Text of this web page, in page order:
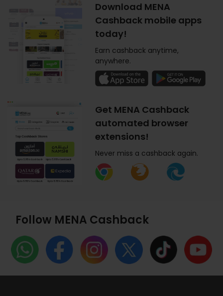
Download MENA
Cashback mobile apps
today!
Earn cashback anytime,
anywhere.
Get MENA Cashback
automated browser
extensions!
Never miss a cashback again.
Follow MENA Cashback